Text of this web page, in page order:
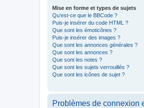
Mise en forme et types de sujets
Qu’est-ce que le BBCode ?
Puis-je insérer du code HTML ?
Que sont les émoticônes ?
Puis-je insérer des images ?
Que sont les annonces générales ?
Que sont les annonces ?
Que sont les notes ?
Que sont les sujets verrouillés ?
Que sont les icônes de sujet ?
Problèmes de connexion